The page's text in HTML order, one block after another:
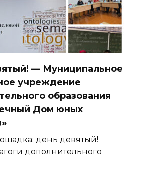
— Муниципальное
учреждение
образования
Дом юных
день девятый!
дополнительного